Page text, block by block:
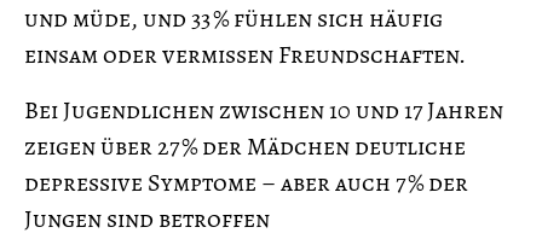
und müde, und 33 % fühlen sich häufig
einsam oder vermissen Freundschaften.
Bei Jugendlichen zwischen 10 und 17 Jahren
zeigen über 27 % der Mädchen deutliche
depressive Symptome – aber auch 7 % der
Jungen sind betroffen